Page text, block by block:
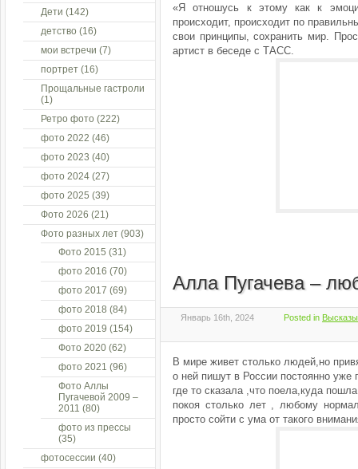
«Я отношусь к этому как к
происходит, происходит по
свои принципы, сохранить мир.
артист в беседе с ТАСС.
Алла Пугачева –
Январь 16th, 2024 Posted in
В мире живет столько людей,но
о ней пишут в России постоянно уже
где то сказала ,что поела,куда
покоя столько лет , любому
просто сойти с ума от такого
Дети (142)
детство (16)
мои встречи (7)
портрет (16)
Прощальные гастроли
(1)
Ретро фото (222)
фото 2022 (46)
фото 2023 (40)
фото 2024 (27)
фото 2025 (39)
Фото 2026 (21)
Фото разных лет (903)
Фото 2015 (31)
фото 2016 (70)
фото 2017 (69)
фото 2018 (84)
фото 2019 (154)
Фото 2020 (62)
фото 2021 (96)
Фото Аллы
Пугачевой 2009 –
2011 (80)
фото из прессы
(35)
фотосессии (40)